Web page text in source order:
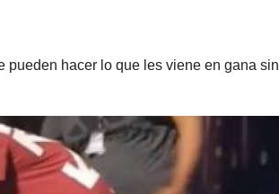
pueden hacer lo que les viene en gana sin